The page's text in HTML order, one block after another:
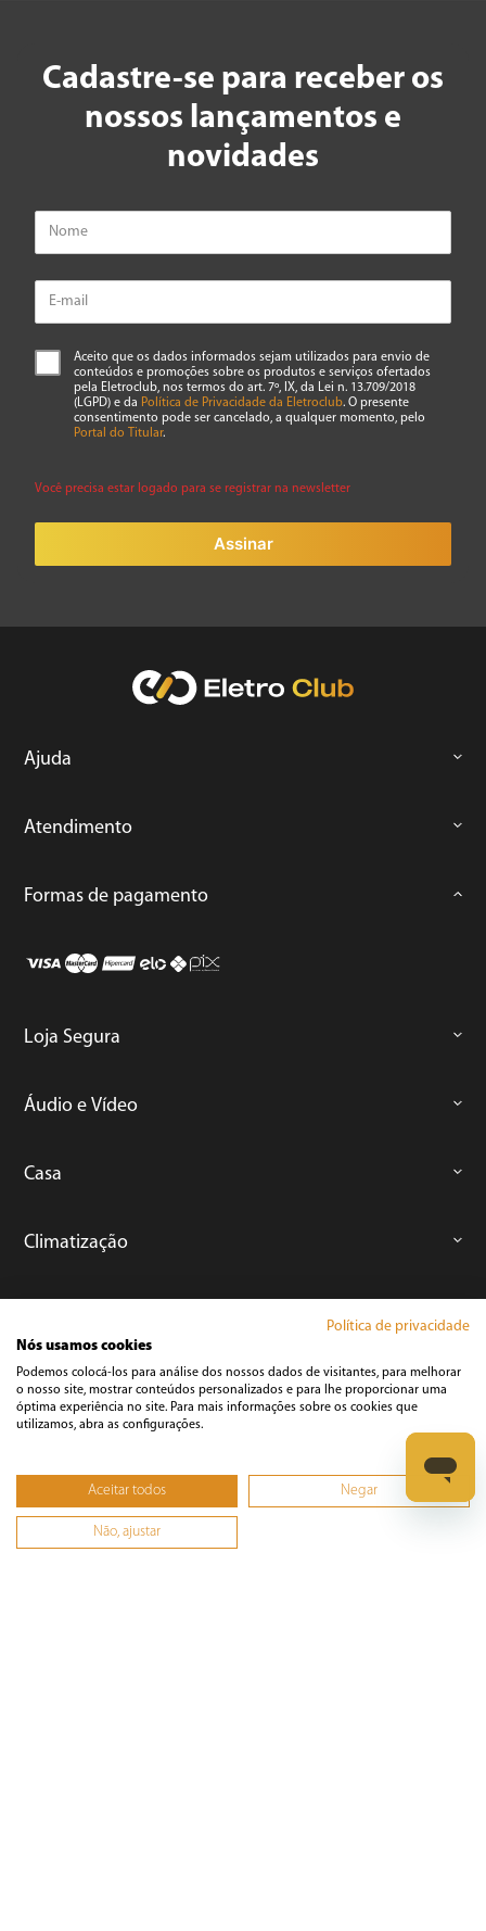
Cadastre-se para receber os
nossos lançamentos e
novidades
Aceito que os dados informados sejam utilizados para envio de
conteúdos e promoções sobre os produtos e serviços ofertados
pela Eletroclub, nos termos do art. 7º, IX, da Lei n. 13.709/2018
(LGPD) e da Política de Privacidade da Eletroclub. O presente
consentimento pode ser cancelado, a qualquer momento, pelo
Portal do Titular.
Você precisa estar logado para se registrar na newsletter
Assinar
Ajuda
Atendimento
Formas de pagamento
Loja Segura
Áudio e Vídeo
Casa
Climatização
Cuidados Pessoais
Ferramentas
Política de privacidade
Nós usamos cookies
Podemos colocá-los para análise dos nossos dados de visitantes, para melhorar
o nosso site, mostrar conteúdos personalizados e para lhe proporcionar uma
óptima experiência no site. Para mais informações sobre os cookies que
utilizamos, abra as configurações.
Aceitar todos Negar
Não, ajustar